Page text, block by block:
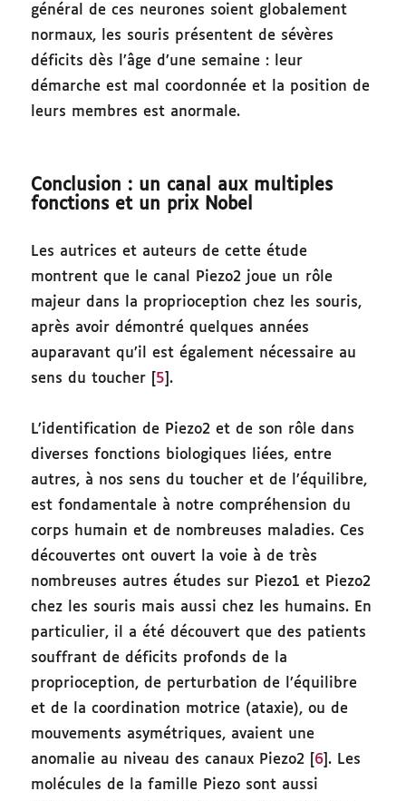
général de ces neurones soient globalement
normaux, les souris présentent de sévères
déficits dès l’âge d’une semaine : leur
démarche est mal coordonnée et la position de
leurs membres est anormale.
Conclusion : un canal aux multiples
fonctions et un prix Nobel
Les autrices et auteurs de cette étude
montrent que le canal Piezo2 joue un rôle
majeur dans la proprioception chez les souris,
après avoir démontré quelques années
auparavant qu’il est également nécessaire au
sens du toucher [ 5 ].
L’identification de Piezo2 et de son rôle dans
diverses fonctions biologiques liées, entre
autres, à nos sens du toucher et de l’équilibre,
est fondamentale à notre compréhension du
corps humain et de nombreuses maladies. Ces
découvertes ont ouvert la voie à de très
nombreuses autres études sur Piezo1 et Piezo2
chez les souris mais aussi chez les humains. En
particulier, il a été découvert que des patients
souffrant de déficits profonds de la
proprioception, de perturbation de l’équilibre
et de la coordination motrice (ataxie), ou de
mouvements asymétriques, avaient une
anomalie au niveau des canaux Piezo2 [ 6 ]. Les
molécules de la famille Piezo sont aussi